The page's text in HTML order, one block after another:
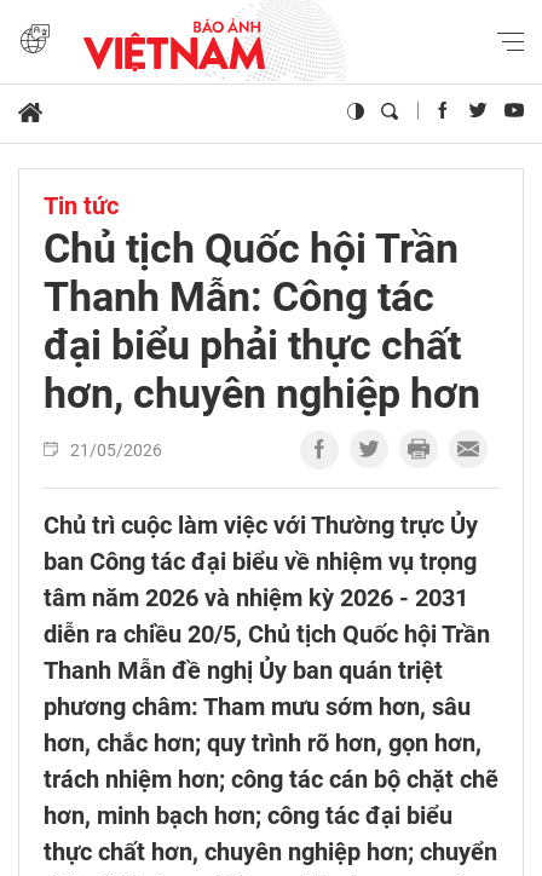
Tin tức
Chủ tịch Quốc hội Trần
Thanh Mẫn: Công tác
đại biểu phải thực chất
hơn, chuyên nghiệp hơn
21/05/2026
Chủ trì cuộc làm việc với Thường trực Ủy
ban Công tác đại biểu về nhiệm vụ trọng
tâm năm 2026 và nhiệm kỳ 2026 - 2031
diễn ra chiều 20/5, Chủ tịch Quốc hội Trần
Thanh Mẫn đề nghị Ủy ban quán triệt
phương châm: Tham mưu sớm hơn, sâu
hơn, chắc hơn; quy trình rõ hơn, gọn hơn,
trách nhiệm hơn; công tác cán bộ chặt chẽ
hơn, minh bạch hơn; công tác đại biểu
thực chất hơn, chuyên nghiệp hơn; chuyển